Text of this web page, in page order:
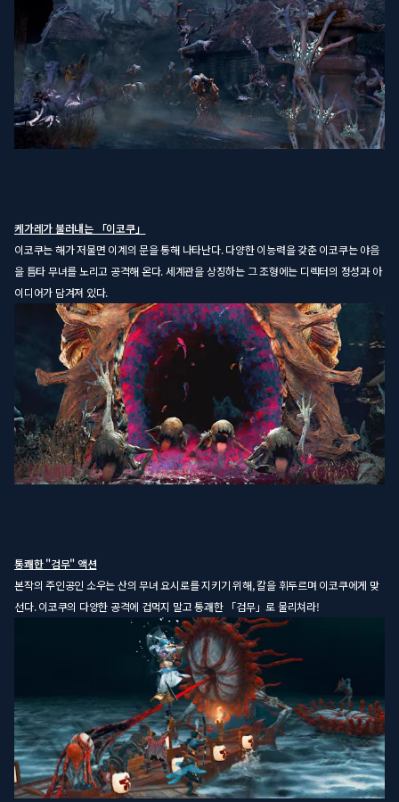
케가레가 불러내는 「이코쿠」
이코쿠는 해가 저물면 이계의 문을 통해 나타난다. 다양한 이능력을 갖춘 이코쿠는 야음
을 틈타 무녀를 노리고 공격해 온다. 세계관을 상징하는 그 조형에는 디렉터의 정성과 아
이디어가 담겨져 있다.
통쾌한 "검무" 액션
본작의 주인공인 소우는 산의 무녀 요시로를 지키기 위해, 칼을 휘두르며 이코쿠에게 맞
선다. 이코쿠의 다양한 공격에 겁먹지 말고 통괘한 「검무」로 물리쳐라!